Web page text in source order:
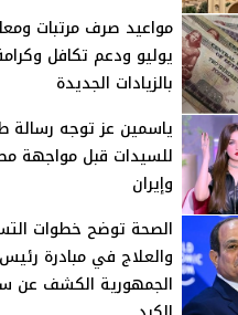
مواعيد صرف مرتبات
يوليو ودعم تكافل
بالزيادات الجديدة
ياسمين عز توجه رسالة
للسيدات قبل مواجهة
وإيران
الصحة توضح خطوات
والعلاج في مبادرة رئيس
الجمهورية الكشف عن